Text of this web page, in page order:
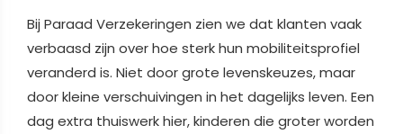
Bij Paraad Verzekeringen zien we dat klanten vaak
verbaasd zijn over hoe sterk hun mobiliteitsprofiel
veranderd is. Niet door grote levenskeuzes, maar
door kleine verschuivingen in het dagelijks leven. Een
dag extra thuiswerk hier, kinderen die groter worden